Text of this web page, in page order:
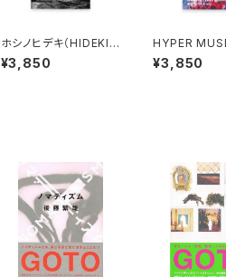
ホシノヒデキ（HIDEKI
HOSHINO）empathic
phenomena
¥3,850
HYPER
NNO:
zine 2026 増
¥3,850